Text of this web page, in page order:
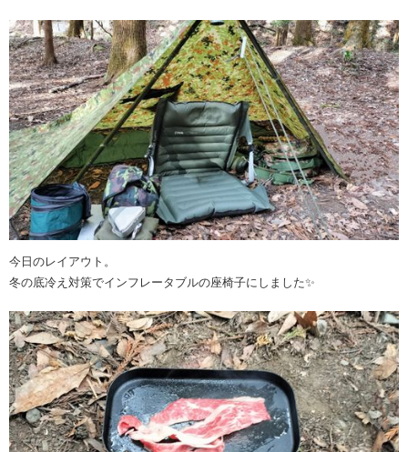
今日のレイアウト。
冬の底冷え対策でインフレータブルの座椅子にしました✨